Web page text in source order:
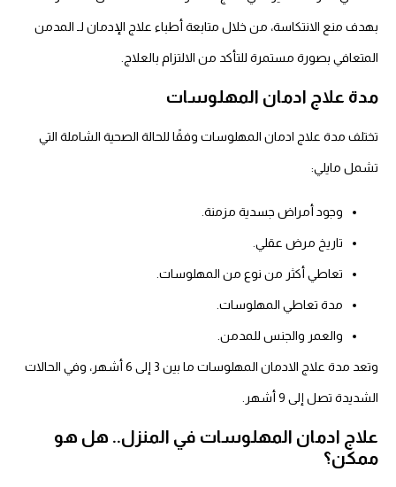
بهدف منع الانتكاسة، من خلال متابعة أطباء علاج الإدمان لـ المدمن
المتعافي بصورة مستمرة للتأكد من الالتزام بالعلاج.
مدة علاج ادمان المهلوسات
تختلف مدة علاج ادمان المهلوسات وفقًا للحالة الصحية الشاملة التي
تشمل مايلي:
وجود أمراض جسدية مزمنة.
تاريخ مرض عقلي.
تعاطي أكثر من نوع من المهلوسات.
مدة تعاطي المهلوسات.
والعمر والجنس للمدمن.
وتعد مدة علاج الادمان المهلوسات ما بين 3 إلى 6 أشهر، وفي الحالات
الشديدة تصل إلى 9 أشهر.
علاج ادمان المهلوسات في المنزل.. هل هو
ممكن؟